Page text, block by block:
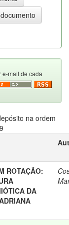
e-mail de cada
na ordem
ROTAÇÃO:
DA